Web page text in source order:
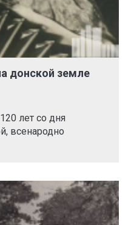
донской земле
лет со дня
всенародно